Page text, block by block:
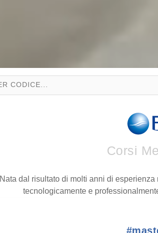
Corsi
Nata dal risultato di molti anni di
tecnologicamente e